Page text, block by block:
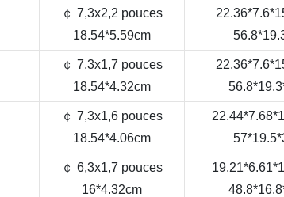
￠ 7,3x2,2 pouces
18.54*5.59cm
￠ 7,3x1,7 pouces
18.54*4.32cm
￠ 7,3x1,6 pouces
18.54*4.06cm
￠ 6,3x1,7 pouces
16*4.32cm